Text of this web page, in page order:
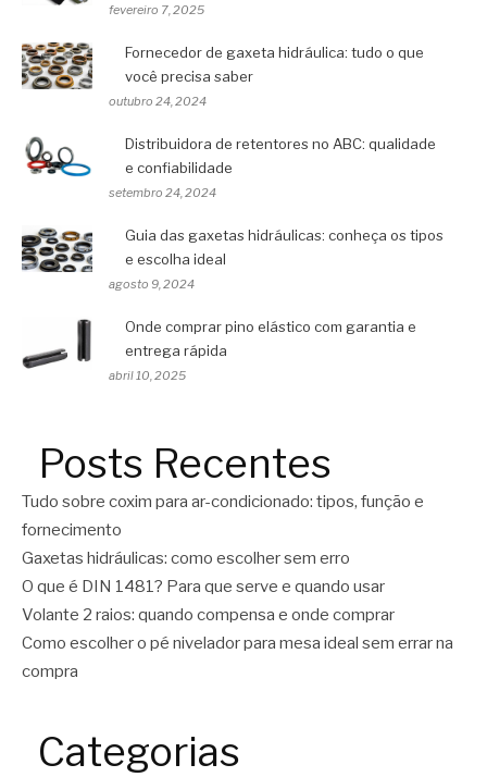
fevereiro 7, 2025
Fornecedor de gaxeta hidráulica: tudo o que
você precisa saber
outubro 24, 2024
Distribuidora de retentores no ABC: qualidade
e confiabilidade
setembro 24, 2024
Guia das gaxetas hidráulicas: conheça os tipos
e escolha ideal
agosto 9, 2024
Onde comprar pino elástico com garantia e
entrega rápida
abril 10, 2025
Posts Recentes
Tudo sobre coxim para ar-condicionado: tipos, função e
fornecimento
Gaxetas hidráulicas: como escolher sem erro
O que é DIN 1481? Para que serve e quando usar
Volante 2 raios: quando compensa e onde comprar
Como escolher o pé nivelador para mesa ideal sem errar na
compra
Categorias